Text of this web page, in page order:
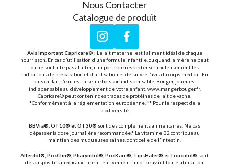
Nous Contacter
Catalogue de produit
InstagramFacebook
Avis important Capricare® : Le lait maternel est l’aliment idéal de chaque
nourrisson. En cas d’utilisation d’une formule infantile, ou quand la mère ne peut
ou ne souhaite pas allaiter, il importe de respecter scrupuleusement les
indications de préparation et d’utilisation et de suivre l’avis du corps médical. En
plus du lait, l’eau est la seule boisson indispensable. Bouger, jouer est
indispensable au développement de votre enfant. www.mangerbouger.fr.
Capricare® peut contenir des traces de protéines de lait de vache.
*Conformément à la réglementation européenne. ** Pour le respect de la
biodiversité
BBVia®, OT10® et OT30® sont des compléments alimentaires. Ne pas
dépasser la dose journalière recommandée.* La vitamine B2 contribue au
maintien des muqueuses saines, dont celle de l'intestin.
Allerdol®, PoxClin®, Pharyndol®, PoxKare®, TipsHaler® et Touxidol® sont
des dispositifs médicaux. Lire attentivement la notice avant toute utilisation.